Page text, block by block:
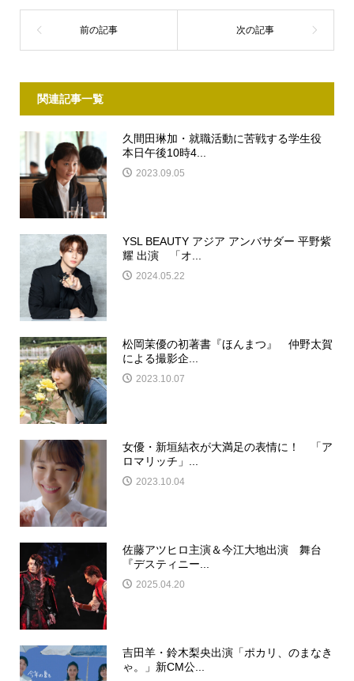
関連記事一覧
久間田琳加・就職活動に苦戦する学生役
本日午後10時4...
2023.09.05
YSL BEAUTY アジア アンバサダー 平野紫
耀 出演 「オ...
2024.05.22
松岡茉優の初著書『ほんまつ』 仲野太賀
による撮影企...
2023.10.07
女優・新垣結衣が大満足の表情に！ 「ア
ロマリッチ」...
2023.10.04
佐藤アツヒロ主演＆今江大地出演 舞台
『デスティニー...
2025.04.20
吉田羊・鈴木梨央出演「ポカリ、のまなき
ゃ。」新CM公...